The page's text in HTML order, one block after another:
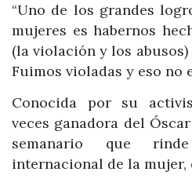
“Uno de los grandes
mujeres es habernos
(la violación y los
Fuimos violadas y eso no
Conocida por su
veces ganadora del
semanario que
internacional de la mujer,